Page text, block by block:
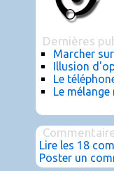
Dernières
Marcher
Illusion
Le
Le mélange
Lire les 18
Poster un